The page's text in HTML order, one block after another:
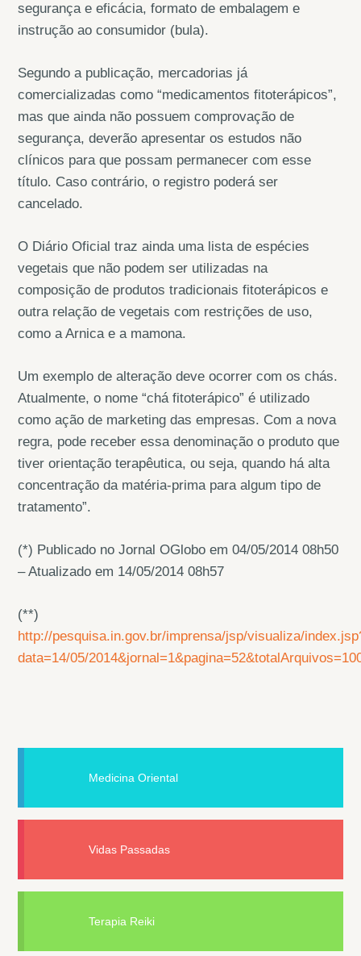
segurança e eficácia, formato de embalagem e
instrução ao consumidor (bula).
Segundo a publicação, mercadorias já
comercializadas como “medicamentos fitoterápicos”,
mas que ainda não possuem comprovação de
segurança, deverão apresentar os estudos não
clínicos para que possam permanecer com esse
título. Caso contrário, o registro poderá ser
cancelado.
O Diário Oficial traz ainda uma lista de espécies
vegetais que não podem ser utilizadas na
composição de produtos tradicionais fitoterápicos e
outra relação de vegetais com restrições de uso,
como a Arnica e a mamona.
Um exemplo de alteração deve ocorrer com os chás.
Atualmente, o nome “chá fitoterápico” é utilizado
como ação de marketing das empresas. Com a nova
regra, pode receber essa denominação o produto que
tiver orientação terapêutica, ou seja, quando há alta
concentração da matéria-prima para algum tipo de
tratamento”.
(*) Publicado no Jornal OGlobo em 04/05/2014 08h50
– Atualizado em 14/05/2014 08h57
(**)
http://pesquisa.in.gov.br/imprensa/jsp/visualiza/
data=14/05/
Medicina Oriental
Vidas Passadas
Terapia Reiki